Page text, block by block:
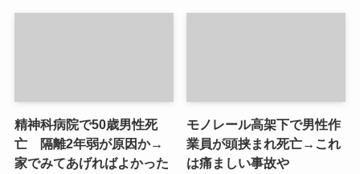
精神科病院で50歳男性死
亡 隔離2年弱が原因か→
家でみてあげればよかった
モノレール高架下で男性作
業員が頭挟まれ死亡→これ
は痛ましい事故や